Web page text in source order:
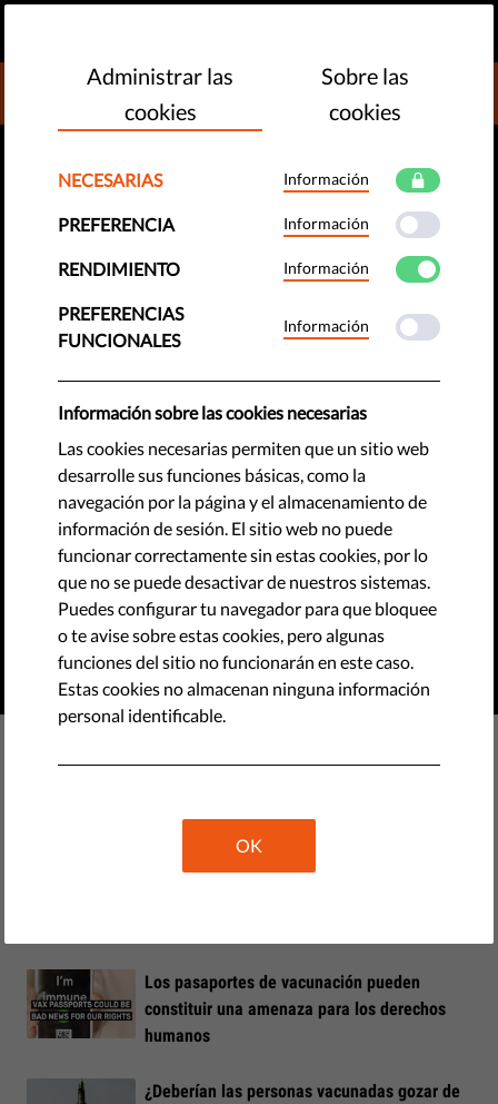
DONATE TO LIBERTIES
PASAPORTE DE VACUNACIÓN
Los certificados de inmunidad
pueden conducir a una sociedad
a dos niveles
La lucha contra la pandemia no debe implicar más
restricciones a quienes se sitúan a la cola de las campañas
de vacunación.
¿QUIERES SABER POR QUÉ?
Pasaporte de vacunación: Islandia se une al
Tres razones por las que el pasaporte de
Los pasaportes de vacunación pueden
constituir una amenaza para los derechos
humanos
¿Deberían las personas vacunadas gozar de
Administrar las
cookies
Sobre las
cookies
NECESARIAS Información
PREFERENCIA Información
RENDIMIENTO Información
PREFERENCIAS
FUNCIONALES
Información
Información sobre las cookies necesarias
Las cookies necesarias permiten que un sitio web
desarrolle sus funciones básicas, como la
navegación por la página y el almacenamiento de
información de sesión. El sitio web no puede
funcionar correctamente sin estas cookies, por lo
que no se puede desactivar de nuestros sistemas.
Puedes configurar tu navegador para que bloquee
o te avise sobre estas cookies, pero algunas
funciones del sitio no funcionarán en este caso.
Estas cookies no almacenan ninguna información
personal identificable.
OK